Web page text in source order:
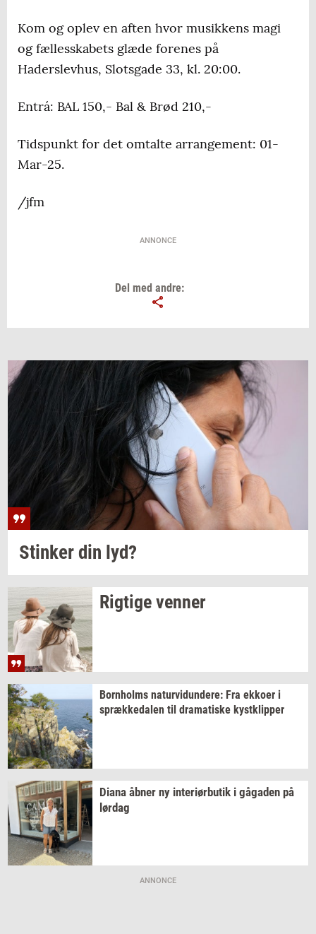
Kom og oplev en aften hvor musikkens magi
og fællesskabets glæde forenes på
Haderslevhus, Slotsgade 33, kl. 20:00.
Entrá: BAL 150,- Bal & Brød 210,-
Tidspunkt for det omtalte arrangement: 01-
Mar-25.
/jfm
ANNONCE
Del med andre:
Stin­kerdin lyd?
Rig­ti­ge ven­ner
Born­holms na­tur­vi­dun­de­re: Fra ek­ko­er i
spræk­ke­da­len til dra­ma­ti­ske kyst­klip­per
Diana åbner ny in­te­r­i­ør­bu­tik i gå­ga­den på
lør­dag
ANNONCE